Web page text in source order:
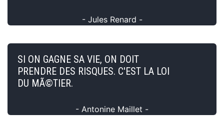
- Jules Renard -
SI ON GAGNE SA VIE, ON DOIT
PRENDRE DES RISQUES. C'EST LA LOI
DU MÃ©TIER.
- Antonine Maillet -